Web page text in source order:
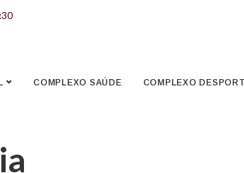
COMPLEXO SAÚDE COMPLEXO